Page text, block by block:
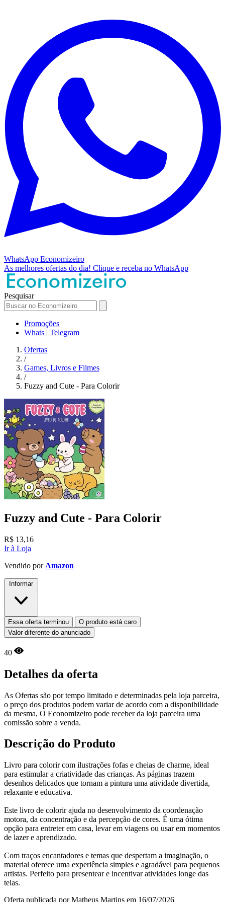
WhatsApp Economizeiro
As melhores ofertas do dia! Clique e receba no WhatsApp
Pesquisar
Promoções
Whats | Telegram
Ofertas
/
Games, Livros e Filmes
/
Fuzzy and Cute - Para Colorir
Fuzzy and Cute - Para Colorir
R$ 13,16
Ir à Loja
Vendido por Amazon
Informar
Essa oferta terminou
O produto está caro
Valor diferente do anunciado
40
Detalhes da oferta
As Ofertas são por tempo limitado e determinadas pela loja parceira,
o preço dos produtos podem variar de acordo com a disponibilidade
da mesma, O Economizeiro pode receber da loja parceira uma
comissão sobre a venda.
Descrição do Produto
Livro para colorir com ilustrações fofas e cheias de charme, ideal
para estimular a criatividade das crianças. As páginas trazem
desenhos delicados que tornam a pintura uma atividade divertida,
relaxante e educativa.
Este livro de colorir ajuda no desenvolvimento da coordenação
motora, da concentração e da percepção de cores. É uma ótima
opção para entreter em casa, levar em viagens ou usar em momentos
de lazer e aprendizado.
Com traços encantadores e temas que despertam a imaginação, o
material oferece uma experiência simples e agradável para pequenos
artistas. Perfeito para presentear e incentivar atividades longe das
telas.
Oferta publicada por Matheus Martins em 16/07/2026